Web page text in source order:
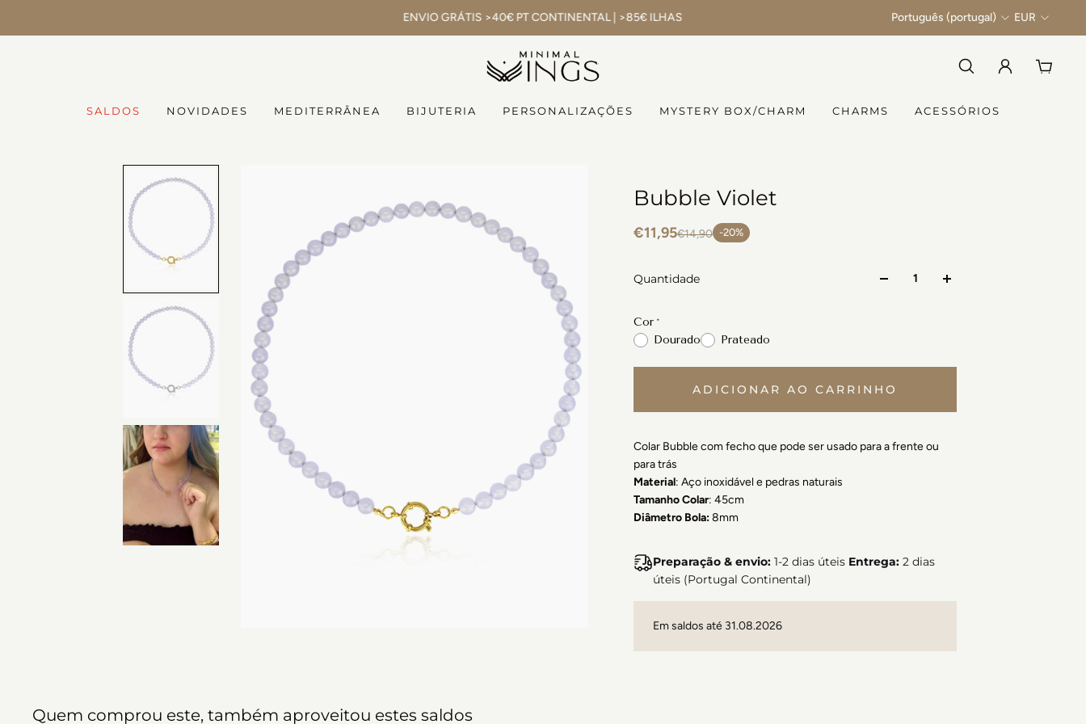
ENVIO GRÁTIS >40€ PT CONTINENTAL | >85€ ILHAS Português (portugal) EUR
SALDOS NOVIDADES MEDITERRÂNEA BIJUTERIA PERSONALIZAÇÕES MYSTERY BOX/CHARM CHARMS ACESSÓRIOS
Bubble Violet
€11,95€14,90 -20%
Quantidade
Cor
Dourado
Prateado
ADICIONAR AO CARRINHO
Colar Bubble com fecho que pode ser usado para a frente ou
para trás
Material: Aço inoxidável e pedras naturais
Tamanho Colar: 45cm
Diâmetro Bola:8mm
Preparação & envio: 1-2 dias úteis Entrega: 2 dias
úteis (Portugal Continental)
Em saldos até 31.08.2026
Quem comprou este, também aproveitou estes saldos